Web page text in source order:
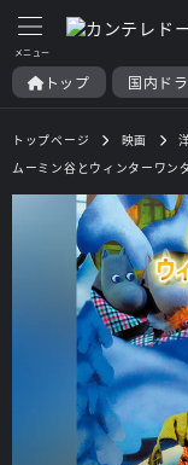
トップ 国内ド
トップページ 映画
ムーミン谷とウィンターワン